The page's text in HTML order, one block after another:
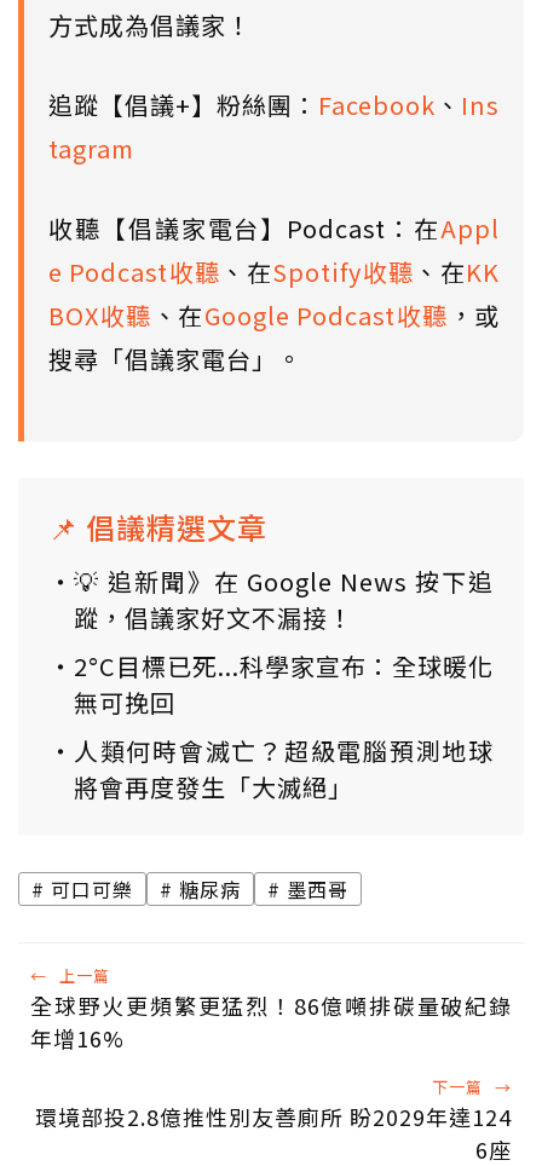
方式成為倡議家！
追蹤【倡議+】粉絲團： Facebook 、 Ins
tagram
收聽【倡議家電台】Podcast：在Appl
e Podcast收聽 、在Spotify收聽 、在KK
BOX收聽 、在Google Podcast收聽 ，或
搜尋「倡議家電台」。
📌 倡議精選文章
💡 追新聞》在 Google News 按下追
蹤，倡議家好文不漏接！
2°C目標已死...科學家宣布：全球暖化
無可挽回
人類何時會滅亡？超級電腦預測地球
將會再度發生「大滅絕」
可口可樂 糖尿病 墨西哥
← 上一篇
全球野火更頻繁更猛烈！86億噸排碳量破紀錄
年增16%
下一篇 →
環境部投2.8億推性別友善廁所 盼2029年達124
6座